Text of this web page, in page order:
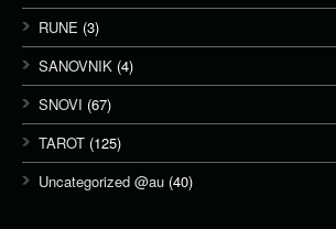
RUNE (3)
SANOVNIK (4)
SNOVI (67)
TAROT (125)
Uncategorized @au (40)